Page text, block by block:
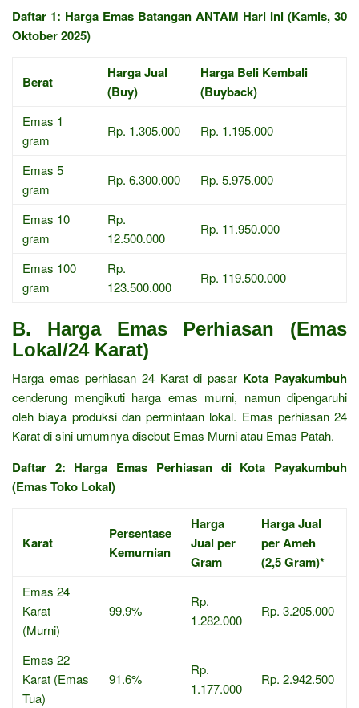
Daftar 1: Harga Emas Batangan ANTAM Hari Ini (Kamis, 30
Oktober 2025)
Berat
Harga Jual
(Buy)
Harga Beli Kembali
(Buyback)
Emas 1
gram
Rp. 1.305.000 Rp. 1.195.000
Emas 5
gram
Rp. 6.300.000 Rp. 5.975.000
Emas 10
gram
Rp.
12.500.000
Rp. 11.950.000
Emas 100
gram
Rp.
123.500.000
Rp. 119.500.000
B. Harga Emas Perhiasan (Emas
Lokal/24 Karat)
Harga emas perhiasan 24 Karat di pasar Kota Payakumbuh
cenderung mengikuti harga emas murni, namun dipengaruhi
oleh biaya produksi dan permintaan lokal. Emas perhiasan 24
Karat di sini umumnya disebut Emas Murni atau Emas Patah.
Daftar 2: Harga Emas Perhiasan di Kota Payakumbuh
(Emas Toko Lokal)
Karat
Persentase
Kemurnian
Harga
Jual per
Gram
Harga Jual
per Ameh
(2,5 Gram)*
Emas 24
Karat
(Murni)
99.9%
Rp.
1.282.000
Rp. 3.205.000
Emas 22
Karat (Emas
Tua)
91.6%
Rp.
1.177.000
Rp. 2.942.500